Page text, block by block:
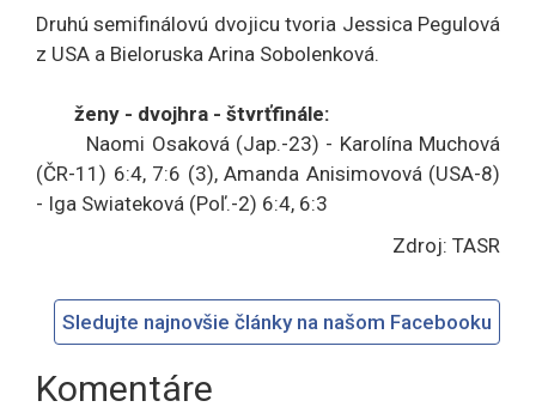
Druhú semifinálovú dvojicu tvoria Jessica Pegulová
z USA a Bieloruska Arina Sobolenková.
ženy - dvojhra - štvrťfinále:
Naomi Osaková (Jap.-23) - Karolína Muchová
(ČR-11) 6:4, 7:6 (3), Amanda Anisimovová (USA-8)
- Iga Swiateková (Poľ.-2) 6:4, 6:3
Zdroj: TASR
Sledujte najnovšie články na našom Facebooku
Komentáre